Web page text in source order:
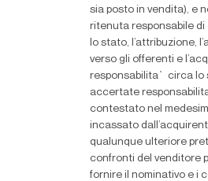
sia posto in vendita), e
ritenuta responsabile
lo stato, l’attribuzione,
verso gli offerenti e
responsabilita` circa lo
accertate
contestato nel
incassato
qualunque ulteriore
confronti del venditore
fornire il nominativo e i